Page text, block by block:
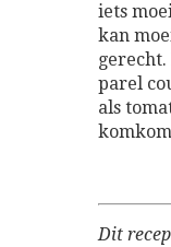
iets
kan
parel
als
Dit